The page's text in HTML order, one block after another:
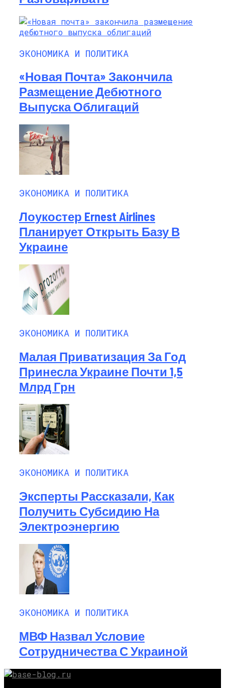
ЭКОНОМИКА И ПОЛИТИКА
«Новая Почта» Закончила
Размещение Дебютного
Выпуска Облигаций
ЭКОНОМИКА И ПОЛИТИКА
Лоукостер Ernest Airlines
Планирует Открыть Базу В
Украине
ЭКОНОМИКА И ПОЛИТИКА
Малая Приватизация За Год
Принесла Украине Почти 1,5
Млрд Грн
ЭКОНОМИКА И ПОЛИТИКА
Эксперты Рассказали, Как
Получить Субсидию На
Электроэнергию
ЭКОНОМИКА И ПОЛИТИКА
МВФ Назвал Условие
Сотрудничества С Украиной